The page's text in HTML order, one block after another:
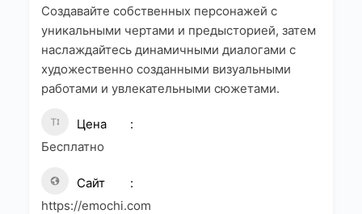
Создавайте собственных персонажей с
уникальными чертами и предысторией, затем
наслаждайтесь динамичными диалогами с
художественно созданными визуальными
работами и увлекательными сюжетами.
Цена
Бесплатно
Сайт
https://emochi.com